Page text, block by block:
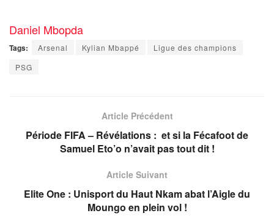
Daniel Mbopda
Tags: Arsenal Kylian Mbappé
Ligue des champions
PSG
Article Précédent
Période FIFA – Révélations : et si la Fécafoot de
Samuel Eto’o n’avait pas tout dit !
Article Suivant
Elite One : Unisport du Haut Nkam abat l’Aigle du
Moungo en plein vol !